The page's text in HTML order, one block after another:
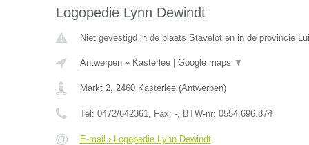
Logopedie Lynn Dewindt
Niet gevestigd in de plaats Stavelot en in de provincie
Antwerpen» Kasterlee| Google maps ▼
Markt 2, 2460 Kasterlee(Antwerpen)
Tel: 0472/642361, Fax: -, BTW-nr: 0554.696.874
E-mail › Logopedie Lynn Dewindt